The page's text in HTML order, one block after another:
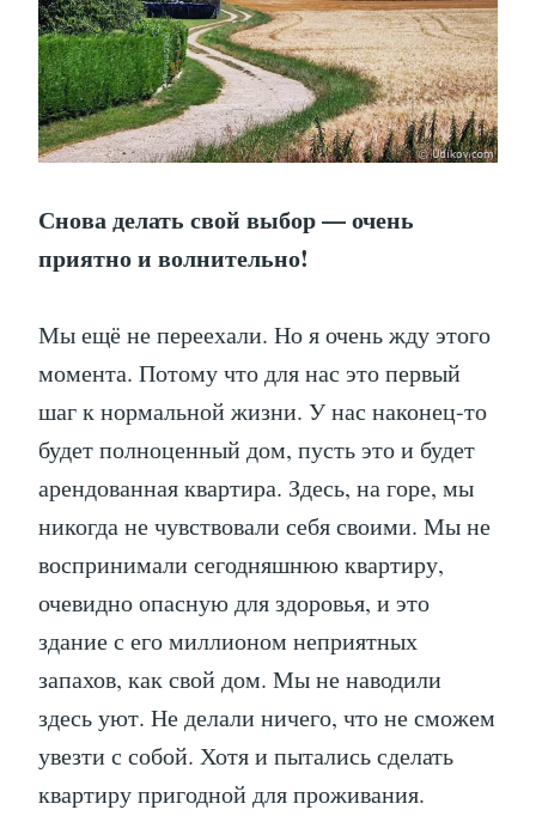
Снова делать свой выбор — очень
приятно и волнительно!
Мы ещё не переехали. Но я очень жду этого
момента. Потому что для нас это первый
шаг к нормальной жизни. У нас наконец-то
будет полноценный дом, пусть это и будет
арендованная квартира. Здесь, на горе, мы
никогда не чувствовали себя своими. Мы не
воспринимали сегодняшнюю квартиру,
очевидно опасную для здоровья, и это
здание с его миллионом неприятных
запахов, как свой дом. Мы не наводили
здесь уют. Не делали ничего, что не сможем
увезти с собой. Хотя и пытались сделать
квартиру пригодной для проживания.